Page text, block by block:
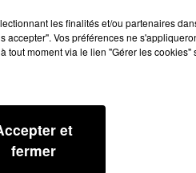
les finalités et/ou partenaires
accepter". Vos préférences ne
tout moment via le lien "Gérer les cookies"
et
fermer